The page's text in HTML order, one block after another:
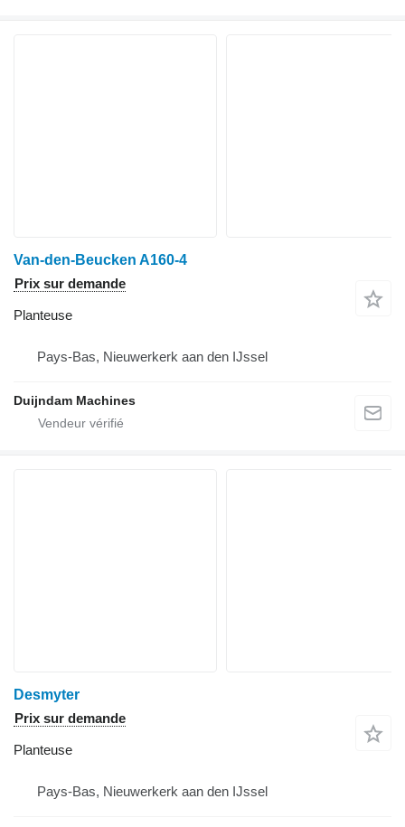
Van-den-Beucken A160-4
Prix sur demande
Planteuse
Pays-Bas, Nieuwerkerk aan den IJssel
Duijndam Machines
Desmyter
Prix sur demande
Planteuse
Pays-Bas, Nieuwerkerk aan den IJssel